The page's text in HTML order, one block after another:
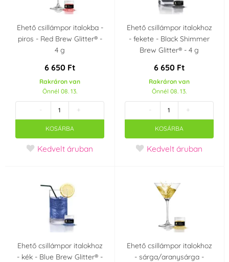
Ehető csillámpor italokba -
piros - Red Brew Glitter® -
4 g
6 650 Ft
Rakráron van
Önnél 08. 13.
- +
KOSÁRBA
Kedvelt áruban
Ehető csillámpor italokhoz
- fekete - Black Shimmer
Brew Glitter® - 4 g
6 650 Ft
Rakráron van
Önnél 08. 13.
- +
KOSÁRBA
Kedvelt áruban
Ehető csillámpor italokhoz
- kék - Blue Brew Glitter® -
Ehető csillámpor italokhoz
- sárga/aranysárga -